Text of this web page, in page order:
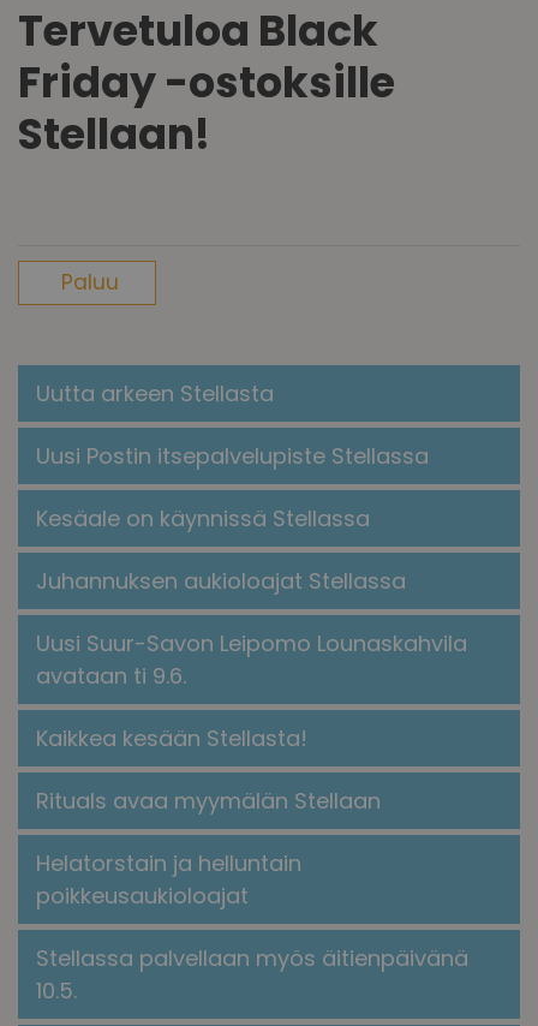
Tervetuloa Black
Friday -ostoksille
Stellaan!
Paluu
Uutta arkeen Stellasta
Uusi Postin itsepalvelupiste Stellassa
Kesäale on käynnissä Stellassa
Juhannuksen aukioloajat Stellassa
Uusi Suur-Savon Leipomo Lounaskahvila
avataan ti 9.6.
Kaikkea kesään Stellasta!
​​Rituals avaa myymälän Stellaan​
Helatorstain ja helluntain
poikkeusaukioloajat
Stellassa palvellaan myös äitienpäivänä
10.5.